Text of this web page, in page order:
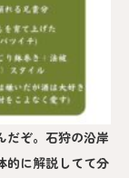
だぞ。石狩の沿岸
的に解説してて分